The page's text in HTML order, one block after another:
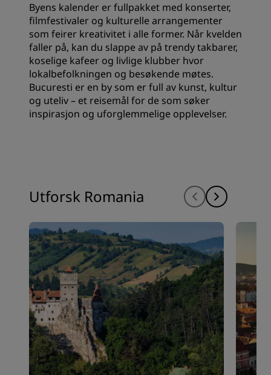
Byens kalender er fullpakket med konserter,
filmfestivaler og kulturelle arrangementer
som feirer kreativitet i alle former. Når kvelden
faller på, kan du slappe av på trendy takbarer,
koselige kafeer og livlige klubber hvor
lokalbefolkningen og besøkende møtes.
Bucuresti er en by som er full av kunst, kultur
og uteliv – et reisemål for de som søker
inspirasjon og uforglemmelige opplevelser.
Utforsk Romania